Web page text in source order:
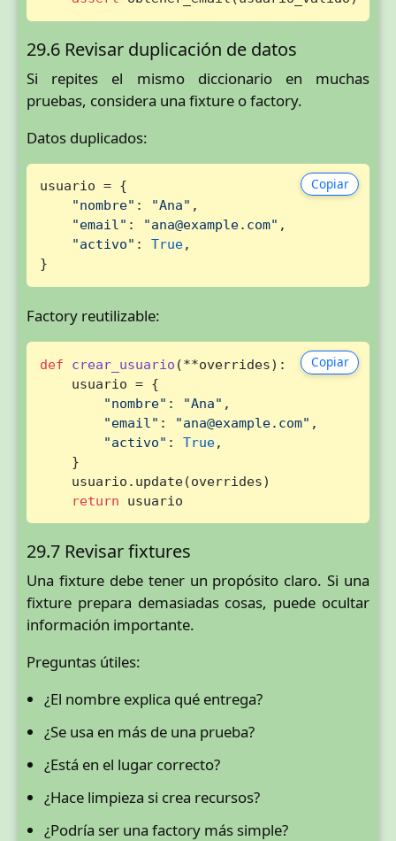
29.6 Revisar duplicación de datos
Si repites el mismo diccionario en muchas
pruebas, considera una fixture o factory.
Datos duplicados:
Copiar
usuario = {
"nombre" : "Ana" ,
"email" : "ana@example.com" ,
"activo" : True,
}
Factory reutilizable:
Copiar
def crear_usuario (**overrides):
    usuario = {
"nombre" : "Ana" ,
"email" : "ana@example.com" ,
"activo" : True,
    }
    usuario.update(overrides)
return usuario
29.7 Revisar fixtures
Una fixture debe tener un propósito claro. Si una
fixture prepara demasiadas cosas, puede ocultar
información importante.
Preguntas útiles:
¿El nombre explica qué entrega?
¿Se usa en más de una prueba?
¿Está en el lugar correcto?
¿Hace limpieza si crea recursos?
¿Podría ser una factory más simple?